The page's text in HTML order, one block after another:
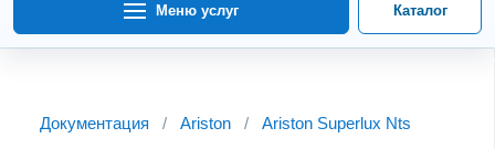
Меню услуг Каталог
Документация / Ariston / Ariston Superlux Nts